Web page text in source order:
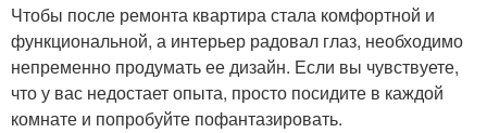
Чтобы после ремонта квартира стала комфортной и
функциональной, а интерьер радовал глаз, необходимо
непременно продумать ее дизайн. Если вы чувствуете,
что у вас недостает опыта, просто посидите в каждой
комнате и попробуйте пофантазировать.